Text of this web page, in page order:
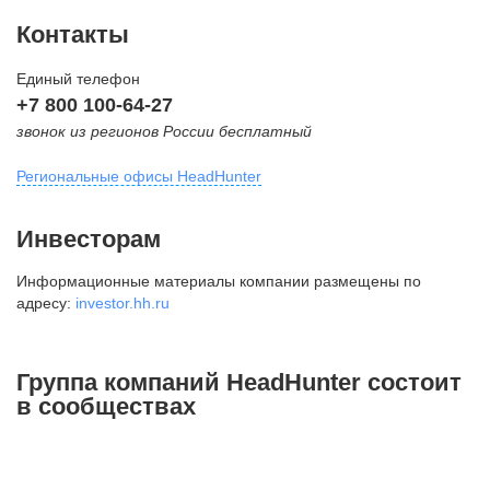
Контакты
Единый телефон
+7 800 100-64-27
звонок из регионов России бесплатный
Региональные офисы HeadHunter
внутригородская территория
Муниципальный округ Тверской,
2-я Брестская ул., д. 48,
+7 495 980-64-27
Инвесторам
Информационные материалы компании размещены по
адресу: investor.hh.ru
Группа компаний HeadHunter состоит
в сообществах